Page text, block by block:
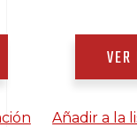
VER
Añadir a la